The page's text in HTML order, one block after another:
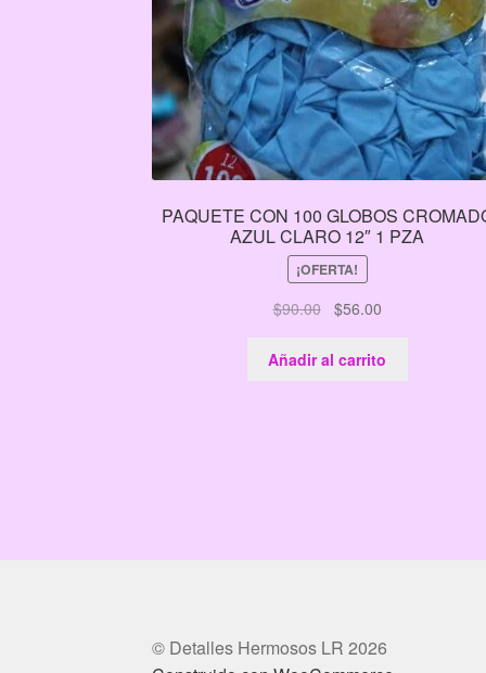
PAQUETE CON 100 GLOBOS
AZUL CLARO 12″ 1 PZA
¡OFERTA!
$90.00
El
original
era:
$56.00
actual
es:
Añadir al carrito
© Detalles Hermosos LR 2026